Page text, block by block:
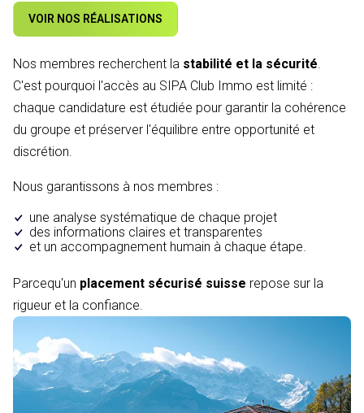
VOIR NOS RÉALISATIONS
Nos membres recherchent la stabilité et la sécurité.
C'est pourquoi l'accès au SIPA Club Immo est limité :
chaque candidature est étudiée pour garantir la cohérence
du groupe et préserver l'équilibre entre opportunité et
discrétion.
Nous garantissons à nos membres :
une analyse systématique de chaque projet
des informations claires et transparentes
et un accompagnement humain à chaque étape.
Parcequ'un placement sécurisé suisse repose sur la
rigueur et la confiance.